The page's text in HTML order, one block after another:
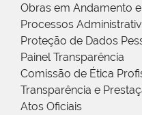
Obras em Andamento
Processos
Proteção de Dados
Painel Transparência
Comissão de Ética
Transparência e
Atos Oficiais